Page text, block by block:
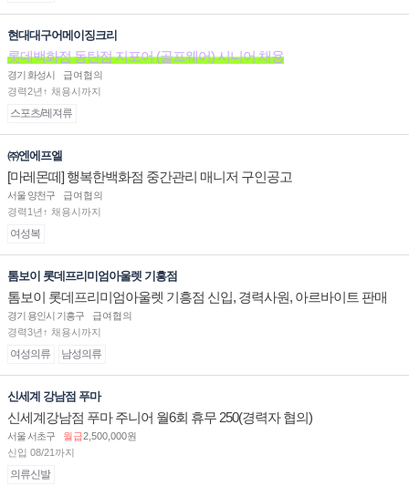
현대대구어메이징크리
롯데백화점 동탄점 지포어 (골프웨어) 시니어 채용
경기 화성시
급여협의
경력2년↑ 채용시까지
스포츠/레져류
㈜엔에프엘
[마레몬떼] 행복한백화점 중간관리 매니저 구인공고
서울 양천구
급여협의
경력1년↑ 채용시까지
여성복
톰보이 롯데프리미엄아울렛 기흥점
톰보이 롯데프리미엄아울렛 기흥점 신입, 경력사원, 아르바이트 판매
직 구인합니다.
경기 용인시 기흥구
급여협의
경력3년↑ 채용시까지
여성의류 남성의류
신세계 강남점 푸마
신세계강남점 푸마 주니어 월6회 휴무 250(경력자 협의)
서울 서초구 월급2,500,000원
신입 08/21까지
의류신발